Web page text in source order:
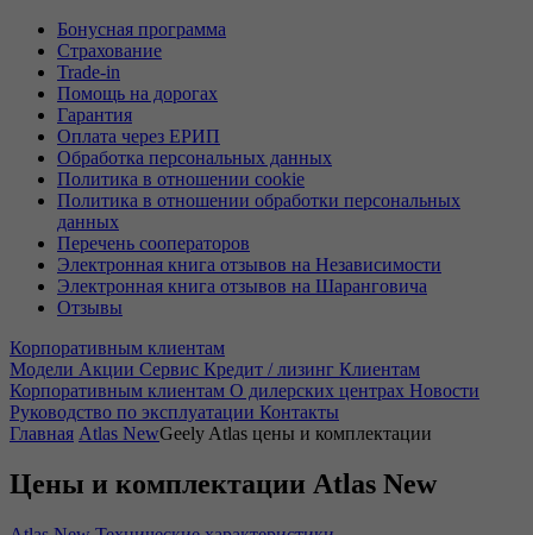
Бонусная программа
Страхование
Trade-in
Помощь на дорогах
Гарантия
Оплата через ЕРИП
Обработка персональных данных
Политика в отношении cookie
Политика в отношении обработки персональных
данных
Перечень сооператоров
Электронная книга отзывов на Независимости
Электронная книга отзывов на Шаранговича
Отзывы
Корпоративным клиентам
Модели Акции Сервис Кредит / лизинг Клиентам
Корпоративным клиентам О дилерских центрах Новости
Руководство по эксплуатации Контакты
Главная Atlas NewGeely Atlas цены и комплектации
Цены и комплектации Atlas New